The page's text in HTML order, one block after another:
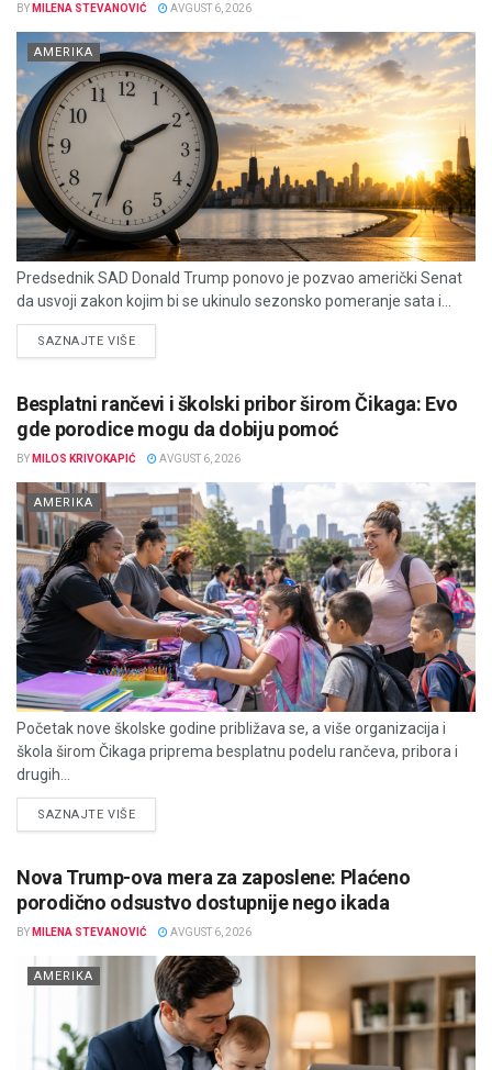
BY MILENA STEVANOVIĆ AVGUST 6, 2026
AMERIKA
Predsednik SAD Donald Trump ponovo je pozvao američki Senat
da usvoji zakon kojim bi se ukinulo sezonsko pomeranje sata i...
SAZNAJTE VIŠEDETAILS
Besplatni rančevi i školski pribor širom Čikaga: Evo
gde porodice mogu da dobiju pomoć
BY MILOS KRIVOKAPIĆ AVGUST 6, 2026
AMERIKA
Početak nove školske godine približava se, a više organizacija i
škola širom Čikaga priprema besplatnu podelu rančeva, pribora i
drugih...
SAZNAJTE VIŠEDETAILS
Nova Trump-ova mera za zaposlene: Plaćeno
porodično odsustvo dostupnije nego ikada
BY MILENA STEVANOVIĆ AVGUST 6, 2026
AMERIKA